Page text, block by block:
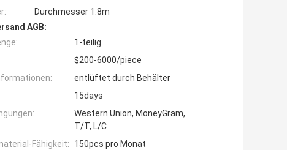
Durchmesser 1.8m
AGB:
1-teilig
$200-6000/piece
entlüftet durch Behälter
15days
Western Union, MoneyGram,
T/T, L/C
Fähigkeit:
150pcs pro Monat